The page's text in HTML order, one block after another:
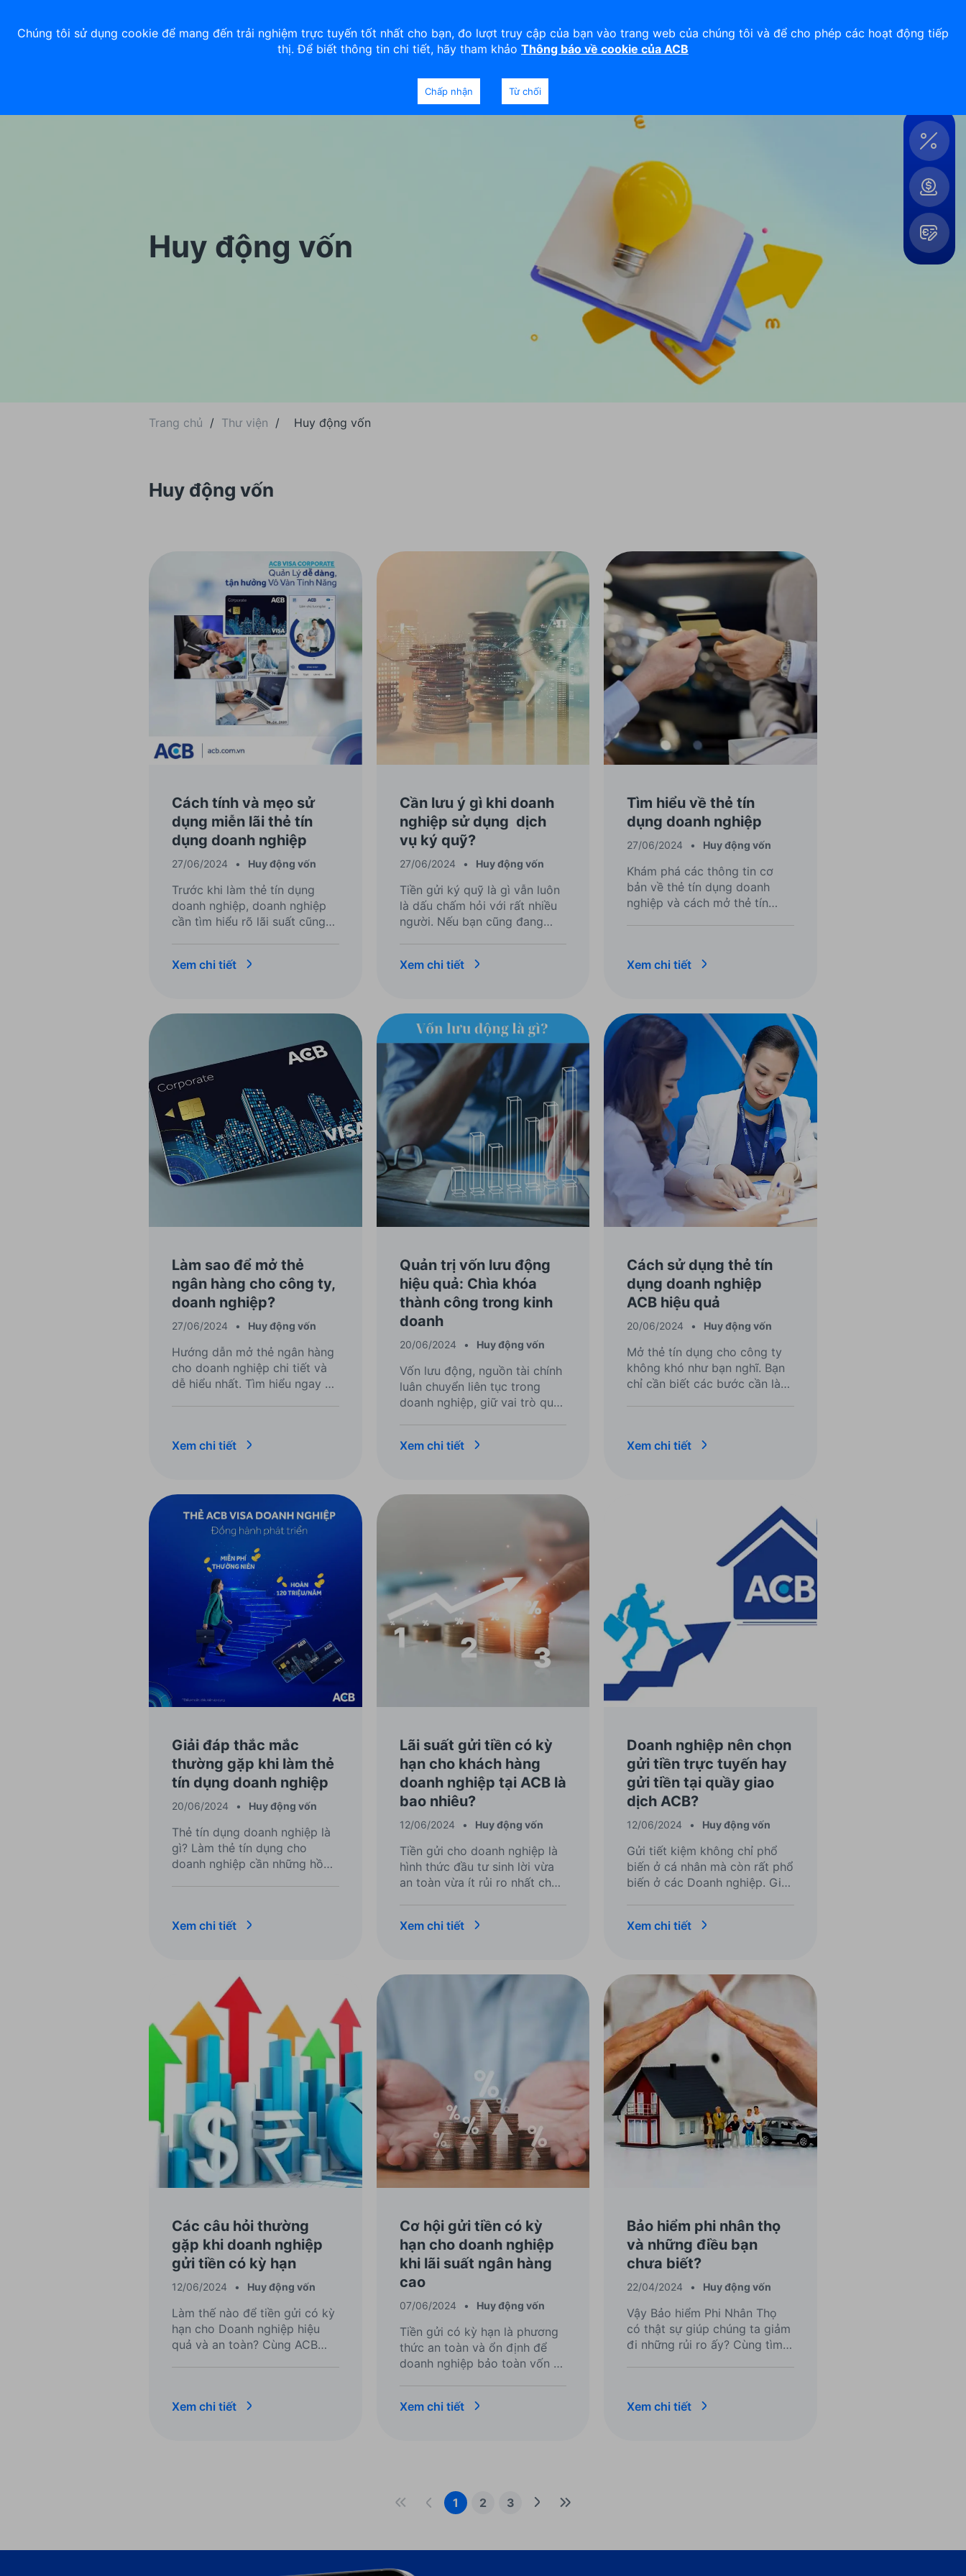
Huy động vốn
Trang chủ / Thư viện / Huy động vốn
Huy động vốn
Cách tính và mẹo sử
dụng miễn lãi thẻ tín
dụng doanh nghiệp
27/06/2024 • Huy động vốn
Trước khi làm thẻ tín dụng
doanh nghiệp, doanh nghiệp
cần tìm hiểu rõ lãi suất cũng
Xem chi tiết
Cần lưu ý gì khi doanh
nghiệp sử dụng dịch
vụ ký quỹ?
27/06/2024 • Huy động vốn
Tiền gửi ký quỹ là gì vẫn luôn
là dấu chấm hỏi với rất nhiều
người. Nếu bạn cũng đang
viết bên dưới nhé!
Xem chi tiết
Tìm hiểu về thẻ tín
dụng doanh nghiệp
27/06/2024 • Huy động vốn
Khám phá các thông tin cơ
bản về thẻ tín dụng doanh
nghiệp và cách mở thẻ tín
Xem chi tiết
Làm sao để mở thẻ
ngân hàng cho công ty,
doanh nghiệp?
27/06/2024 • Huy động vốn
Hướng dẫn mở thẻ ngân hàng
cho doanh nghiệp chi tiết và
dễ hiểu nhất. Tìm hiểu ngay để
Xem chi tiết
Quản trị vốn lưu động
hiệu quả: Chìa khóa
thành công trong kinh
doanh
20/06/2024 • Huy động vốn
Vốn lưu động, nguồn tài chính
luân chuyển liên tục trong
doanh nghiệp, giữ vai trò quan
hàng ngày. Hãy tìm hiểu ngay!
Xem chi tiết
Cách sử dụng thẻ tín
dụng doanh nghiệp
ACB hiệu quả
20/06/2024 • Huy động vốn
Mở thẻ tín dụng cho công ty
không khó như bạn nghĩ. Bạn
chỉ cần biết các bước cần làm,
Xem chi tiết
Giải đáp thắc mắc
thường gặp khi làm thẻ
tín dụng doanh nghiệp
20/06/2024 • Huy động vốn
Thẻ tín dụng doanh nghiệp là
gì? Làm thẻ tín dụng cho
doanh nghiệp cần những hồ
Xem chi tiết
Lãi suất gửi tiền có kỳ
hạn cho khách hàng
doanh nghiệp tại ACB là
bao nhiêu?
12/06/2024 • Huy động vốn
Tiền gửi cho doanh nghiệp là
hình thức đầu tư sinh lời vừa
an toàn vừa ít rủi ro nhất cho
những cách mở tài khoản tiền
ngân hàng ACB trong bài viết
Xem chi tiết
Doanh nghiệp nên chọn
gửi tiền trực tuyến hay
gửi tiền tại quầy giao
dịch ACB?
12/06/2024 • Huy động vốn
Gửi tiết kiệm không chỉ phổ
biến ở cá nhân mà còn rất phổ
biến ở các Doanh nghiệp. Giải
tiền rảnh rỗi được tối ưu nhất.
như ưu, nhược điểm của giải
pháp gửi tiết kiệm cho Doanh
nghiệp.
Xem chi tiết
Các câu hỏi thường
gặp khi doanh nghiệp
gửi tiền có kỳ hạn
12/06/2024 • Huy động vốn
Làm thế nào để tiền gửi có kỳ
hạn cho Doanh nghiệp hiệu
quả và an toàn? Cùng ACB
Xem chi tiết
Cơ hội gửi tiền có kỳ
hạn cho doanh nghiệp
khi lãi suất ngân hàng
cao
07/06/2024 • Huy động vốn
Tiền gửi có kỳ hạn là phương
thức an toàn và ổn định để
doanh nghiệp bảo toàn vốn và
doanh nghiệp cần chiến lược
Xem chi tiết
Bảo hiểm phi nhân thọ
và những điều bạn
chưa biết?
22/04/2024 • Huy động vốn
Vậy Bảo hiểm Phi Nhân Thọ
có thật sự giúp chúng ta giảm
đi những rủi ro ấy? Cùng tìm
Xem chi tiết
1 2 3
Tiện
ích
Mở
Chúng tôi sử dụng cookie để mang đến trải nghiệm trực tuyến tốt nhất cho bạn, đo lượt truy cập của bạn vào trang web của chúng tôi và để cho phép các hoạt động tiếp
thị. Để biết thông tin chi tiết, hãy tham khảo Thông báo về cookie của ACB
Chấp nhận Từ chối